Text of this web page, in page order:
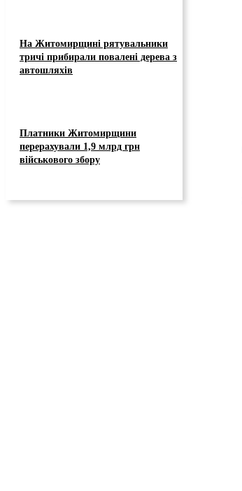
На Житомирщині рятувальники
тричі прибирали повалені дерева з
автошляхів
Платники Житомирщини
перерахували 1,9 млрд грн
військового збору